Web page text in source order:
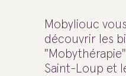
Mobyliouc
découvrir les
Saint-Loup et